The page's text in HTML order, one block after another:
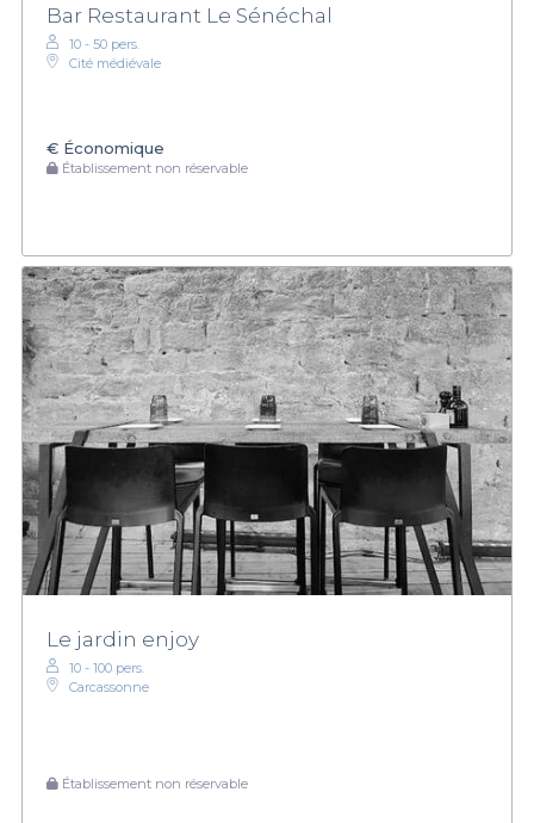
Bar Restaurant Le Sénéchal
10 - 50 pers.
Cité médiévale
€ Économique
Établissement non réservable
Le jardin enjoy
10 - 100 pers.
Carcassonne
Établissement non réservable